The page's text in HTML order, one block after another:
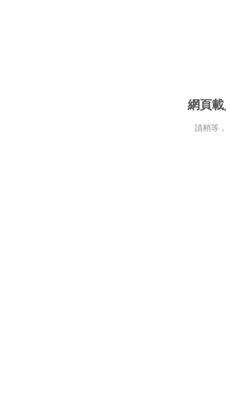
網頁
請稍等